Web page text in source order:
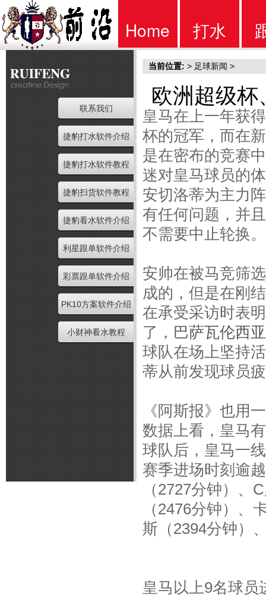
Home
首页
打水
软件
联系我们
捷豹打水软件介绍
捷豹打水软件教程
捷豹扫货软件教程
捷豹看水软件介绍
利星跟单软件介绍
彩票跟单软件介绍
PK10方案软件介绍
小财神看水教程
当前位置: > 足球新闻 >
欧洲超级
皇马在上一年获
杯的冠军，而在
是在密布的竞赛
迷对皇马球员的
安切洛蒂为主力
有任何问题，并
不需要中止轮换
安帅在被马竞筛
成的，但是在刚
在承受采访时表
了， 巴萨瓦伦西
球队在场上坚持
蒂从前发现球员
《阿斯报》也用
数据上看，皇马
球队后，皇马一
赛季进场时刻逾
（2727分钟）、
（2476分钟）、
斯（2394分钟）
皇马以上9名球员